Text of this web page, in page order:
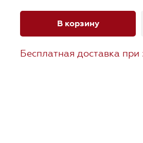
Блог
Контакты
Созвездие Анны Франк
Satellite
В корзину
Бесплатная доставка